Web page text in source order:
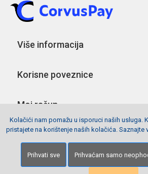
Više informacija
Korisne poveznice
Moj račun
Pratite nas
Copyright © 2026 Webshop Papirnica. Sva
Kolačići nam pomažu u isporuci naših usluga.
pristajete na korištenje naših kolačića. Saznajte
Prihvati sve Prihvaćam samo